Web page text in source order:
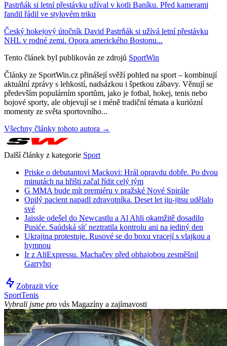
Pastrňák si letní přestávku užíval v kotli Baníku. Před kamerami
fandil řádil ve stylovém triku
Český hokejový útočník David Pastrňák si užívá letní přestávku
NHL v rodné zemi. Opora amerického Bostonu...
Tento článek byl publikován ze zdrojů SportWin
Články ze SportWin.cz přinášejí svěží pohled na sport – kombinují
aktuální zprávy s lehkostí, nadsázkou i špetkou zábavy. Věnují se
především populárním sportům, jako je fotbal, hokej, tenis nebo
bojové sporty, ale objevují se i méně tradiční témata a kuriózní
momenty ze světa sportovního...
Všechny články tohoto autora →
Další články z kategorie Sport
Priske o debutantovi Mackovi: Hrál opravdu dobře. Po dvou
minutách na hřišti začal řídit celý tým
G MMA bude mít premiéru v pražské Nové Spirále
Opilý pacient napadl zdravotníka. Deset let jiu-jitsu udělalo
své
Jaissle odešel do Newcastlu a Al Ahli okamžitě dosadilo
Pusiće. Saúdská síť neztratila kontrolu ani na jediný den
Ukrajina protestuje. Rusové se do boxu vracejí s vlajkou a
hymnou
Ir z AliExpressu. Machačev před obhajobou zesměšnil
Garryho
Zobrazit více
SportTenis
Vybrali jsme pro vás Magazíny a zajímavosti